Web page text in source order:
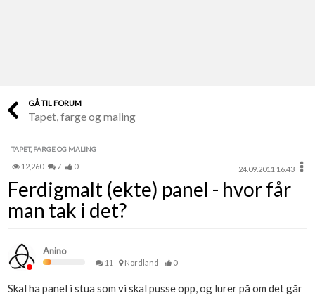
Finn håndverkere
Papirer som mangler
Skaff dokumentasjon som mangler
Se din bolig? Klikk her
GÅ TIL FORUM
Tapet, farge og maling
TAPET, FARGE OG MALING
12,260 7 0 24.09.2011 16.43
Ferdigmalt (ekte) panel - hvor får
man tak i det?
Anino
11 Nordland 0
Skal ha panel i stua som vi skal pusse opp, og lurer på om det går